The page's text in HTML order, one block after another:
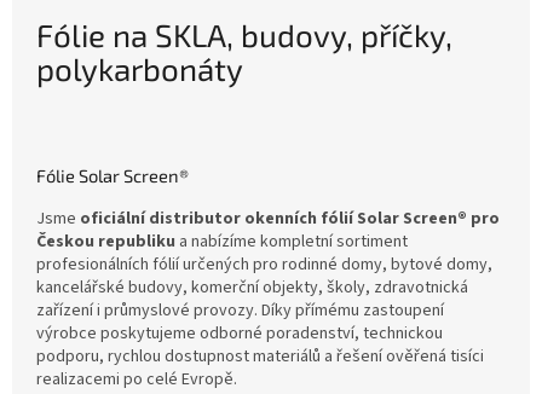
Fólie na SKLA, budovy, příčky,
polykarbonáty
Fólie Solar Screen®
Jsme oficiální distributor okenních fólií Solar Screen® pro
Českou republiku a nabízíme kompletní sortiment
profesionálních fólií určených pro rodinné domy, bytové domy,
kancelářské budovy, komerční objekty, školy, zdravotnická
zařízení i průmyslové provozy. Díky přímému zastoupení
výrobce poskytujeme odborné poradenství, technickou
podporu, rychlou dostupnost materiálů a řešení ověřená tisíci
realizacemi po celé Evropě.